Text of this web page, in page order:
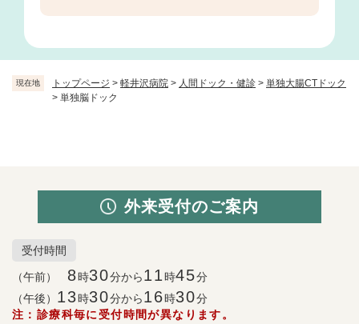
現在地 トップページ > 軽井沢病院 > 人間ドック・健診 > 単独大腸CTドック
> 単独脳ドック
外来受付のご案内
受付時間
（午前） 8時30分から11時45分
（午後） 13時30分から16時30分
注：診療科毎に受付時間が異なります。